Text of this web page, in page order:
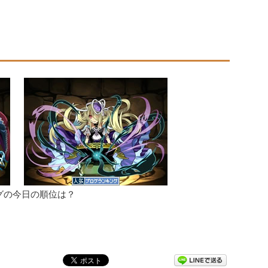
の今日の順位は？